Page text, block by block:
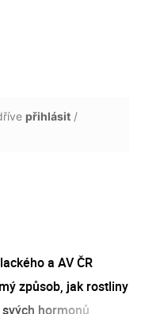
přihlásit /
a AV ČR
způsob, jak rostliny
hormonů